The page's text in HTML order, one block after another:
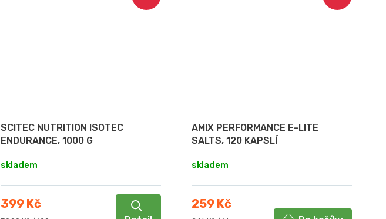
SCITEC NUTRITION ISOTEC
ENDURANCE, 1000 G
skladem
399 Kč
AMIX PERFORMANCE E-LITE
SALTS, 120 KAPSLÍ
skladem
259 Kč